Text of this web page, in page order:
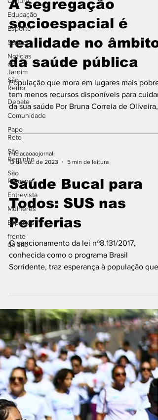
Educação
Esporte
Saúde
Notícias
do
Jardim
São
Remo
Debate
Comunidade
Papo
Reto
São
Reminho
São
Remano
Entrevista
Mulheres
Esportes
frente
do site
A segregação
socioespacial é
realidade no âmbito
da saúde pública
População que mora em lugares mais
tem menos recursos disponíveis para cuidar
da sua saúde Por Bruna Correia de Oliveira,
Filipe...
iniciacaoaojornali
13 de out. de 2023
5 min de leitura
Saúde Bucal para
Todos: SUS nas
Periferias
O sancionamento da lei nº8.131/2017,
conhecida como o programa Brasil
Sorridente, traz esperança à população que